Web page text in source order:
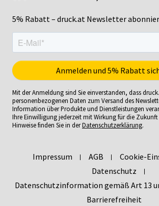
5% Rabatt – druck.at Newsletter
Mit der Anmeldung sind Sie einverstanden, dass
personenbezogenen Daten zum Versand des
Information über Produkte und Dienstleistungen
Ihre Einwilligung jederzeit mit Wirkung für die Zukunft
Hinweise finden Sie in derDatenschutzerklärung.
Impressum AGB
Cookie-
Datenschutz
Datenschutzinformation gemäß Art 13
Barrierefreiheit